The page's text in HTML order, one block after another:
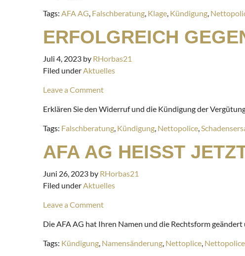
Tags: AFA AG, Falschberatung, Klage, Kündigung,
ERFOLGREICH
Juli 4, 2023 by RHorbas21
Filed underAktuelles
Leave a Comment
Erklären Sie den Widerruf und die Kündigung der
Tags: Falschberatung, Kündigung, Nettopolice,
AFA AG HEISST
Juni 26, 2023 by RHorbas21
Filed underAktuelles
Leave a Comment
Die AFA AG hat Ihren Namen und die Rechtsform
Tags: Kündigung, Namensänderung, Nettoplice, Nettopolice